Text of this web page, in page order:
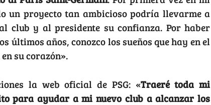
un proyecto tan ambicioso podría llevarme a
club y al presidente su confianza. Por haber
últimos años, conozco los sueños que hay en el
su corazón».
la web oficial de PSG: «Traeré toda mi
para ayudar a mi nuevo club a alcanzar los